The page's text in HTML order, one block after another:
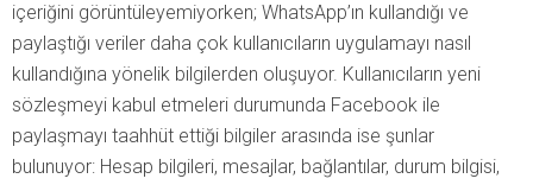
içeriğini görüntüleyemiyorken; WhatsApp’ın kullandığı ve
paylaştığı veriler daha çok kullanıcıların uygulamayı nasıl
kullandığına yönelik bilgilerden oluşuyor. Kullanıcıların yeni
sözleşmeyi kabul etmeleri durumunda Facebook ile
paylaşmayı taahhüt ettiği bilgiler arasında ise şunlar
bulunuyor: Hesap bilgileri, mesajlar, bağlantılar, durum bilgisi,